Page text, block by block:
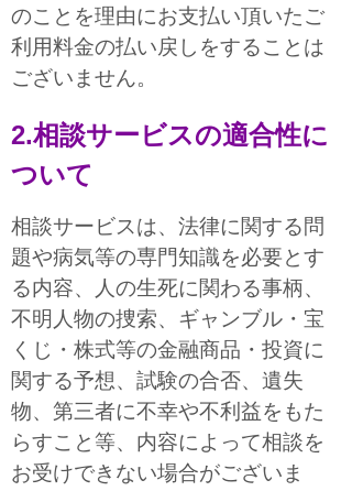
のことを理由にお支払い頂いたご
利用料金の払い戻しをすることは
ございません。
2.相談サービスの適合性に
ついて
相談サービスは、法律に関する問
題や病気等の専門知識を必要とす
る内容、人の生死に関わる事柄、
不明人物の捜索、ギャンブル・宝
くじ・株式等の金融商品・投資に
関する予想、試験の合否、遺失
物、第三者に不幸や不利益をもた
らすこと等、内容によって相談を
お受けできない場合がございま